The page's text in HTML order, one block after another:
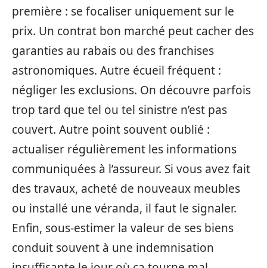
première : se focaliser uniquement sur le
prix. Un contrat bon marché peut cacher des
garanties au rabais ou des franchises
astronomiques. Autre écueil fréquent :
négliger les exclusions. On découvre parfois
trop tard que tel ou tel sinistre n’est pas
couvert. Autre point souvent oublié :
actualiser régulièrement les informations
communiquées à l’assureur. Si vous avez fait
des travaux, acheté de nouveaux meubles
ou installé une véranda, il faut le signaler.
Enfin, sous-estimer la valeur de ses biens
conduit souvent à une indemnisation